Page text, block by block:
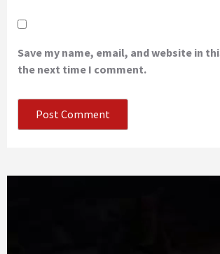
Save my name, email, and website in
the next time I comment.